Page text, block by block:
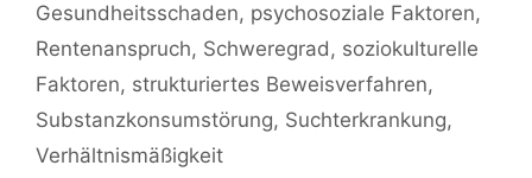
Gesundheitsschaden, psychosoziale Faktoren,
Rentenanspruch, Schweregrad, soziokulturelle
Faktoren, strukturiertes Beweisverfahren,
Substanzkonsumstörung, Suchterkrankung,
Verhältnismäßigkeit